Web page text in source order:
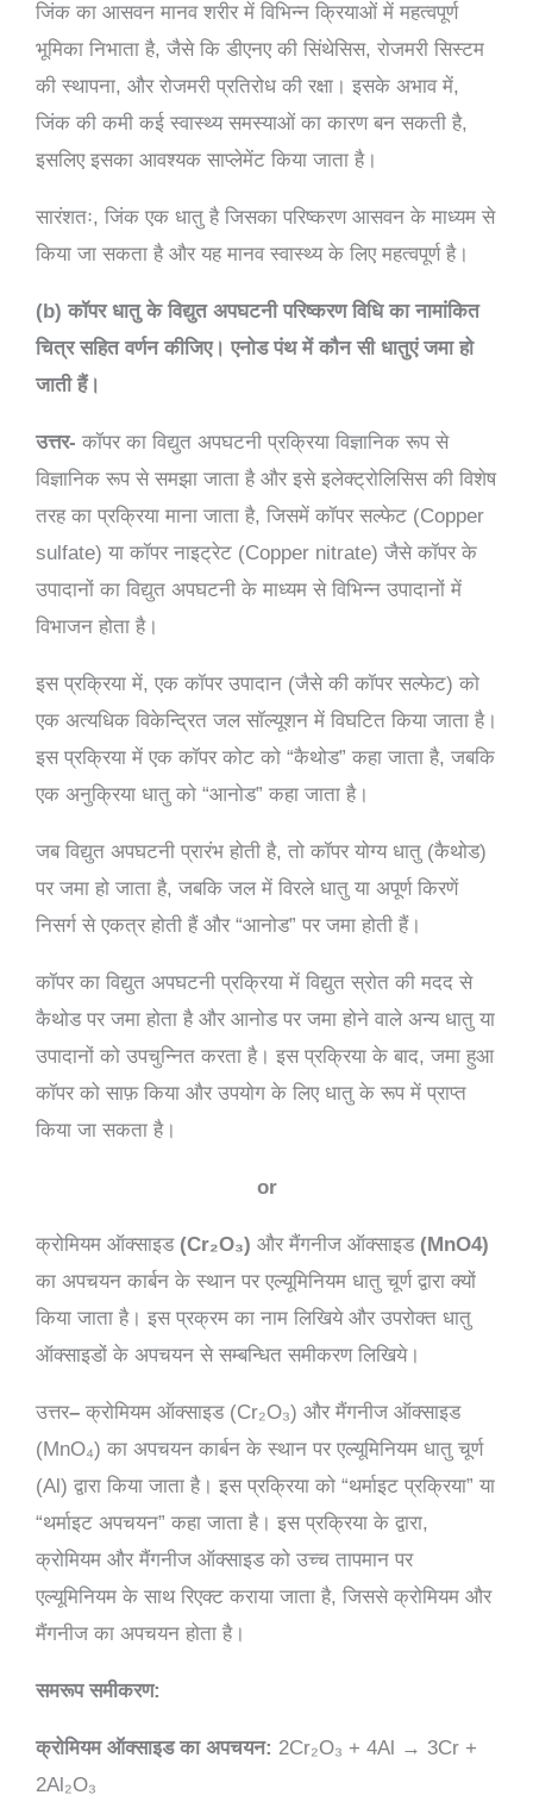
जिंक का आसवन मानव शरीर में विभिन्न क्रियाओं में महत्वपूर्ण
भूमिका निभाता है, जैसे कि डीएनए की सिंथेसिस, रोजमरी सिस्टम
की स्थापना, और रोजमरी प्रतिरोध की रक्षा। इसके अभाव में,
जिंक की कमी कई स्वास्थ्य समस्याओं का कारण बन सकती है,
इसलिए इसका आवश्यक साप्लेमेंट किया जाता है।
सारंशतः, जिंक एक धातु है जिसका परिष्करण आसवन के माध्यम से
किया जा सकता है और यह मानव स्वास्थ्य के लिए महत्वपूर्ण है।
(b) कॉपर धातु के विद्युत अपघटनी परिष्करण विधि का नामांकित
चित्र सहित वर्णन कीजिए। एनोड पंथ में कौन सी धातुएं जमा हो
जाती हैं।
उत्तर- कॉपर का विद्युत अपघटनी प्रक्रिया विज्ञानिक रूप से
विज्ञानिक रूप से समझा जाता है और इसे इलेक्ट्रोलिसिस की विशेष
तरह का प्रक्रिया माना जाता है, जिसमें कॉपर सल्फेट (Copper
sulfate) या कॉपर नाइट्रेट (Copper nitrate) जैसे कॉपर के
उपादानों का विद्युत अपघटनी के माध्यम से विभिन्न उपादानों में
विभाजन होता है।
इस प्रक्रिया में, एक कॉपर उपादान (जैसे की कॉपर सल्फेट) को
एक अत्यधिक विकेन्द्रित जल सॉल्यूशन में विघटित किया जाता है।
इस प्रक्रिया में एक कॉपर कोट को “कैथोड” कहा जाता है, जबकि
एक अनुक्रिया धातु को “आनोड” कहा जाता है।
जब विद्युत अपघटनी प्रारंभ होती है, तो कॉपर योग्य धातु (कैथोड)
पर जमा हो जाता है, जबकि जल में विरले धातु या अपूर्ण किरणें
निसर्ग से एकत्र होती हैं और “आनोड” पर जमा होती हैं।
कॉपर का विद्युत अपघटनी प्रक्रिया में विद्युत स्रोत की मदद से
कैथोड पर जमा होता है और आनोड पर जमा होने वाले अन्य धातु या
उपादानों को उपचुन्नित करता है। इस प्रक्रिया के बाद, जमा हुआ
कॉपर को साफ़ किया और उपयोग के लिए धातु के रूप में प्राप्त
किया जा सकता है।
or
क्रोमियम ऑक्साइड (Cr₂O₃) और मैंगनीज ऑक्साइड (MnO4)
का अपचयन कार्बन के स्थान पर एल्यूमिनियम धातु चूर्ण द्वारा क्यों
किया जाता है। इस प्रक्रम का नाम लिखिये और उपरोक्त धातु
ऑक्साइडों के अपचयन से सम्बन्धित समीकरण लिखिये।
उत्तर– क्रोमियम ऑक्साइड (Cr₂O₃) और मैंगनीज ऑक्साइड
(MnO₄) का अपचयन कार्बन के स्थान पर एल्यूमिनियम धातु चूर्ण
(Al) द्वारा किया जाता है। इस प्रक्रिया को “थर्माइट प्रक्रिया” या
“थर्माइट अपचयन” कहा जाता है। इस प्रक्रिया के द्वारा,
क्रोमियम और मैंगनीज ऑक्साइड को उच्च तापमान पर
एल्यूमिनियम के साथ रिएक्ट कराया जाता है, जिससे क्रोमियम और
मैंगनीज का अपचयन होता है।
समरूप समीकरण:
क्रोमियम ऑक्साइड का अपचयन: 2Cr₂O₃ + 4Al → 3Cr +
2Al₂O₃